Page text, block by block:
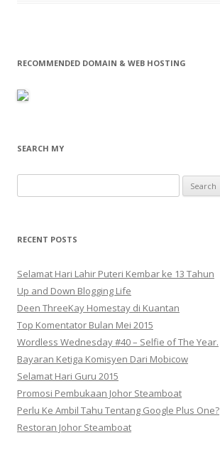
RECOMMENDED DOMAIN & WEB HOSTING
SEARCH MY
for:
RECENT POSTS
Selamat Hari Lahir Puteri Kembar ke 13 Tahun
Up and Down Blogging Life
Deen ThreeKay Homestay di Kuantan
Top Komentator Bulan Mei 2015
Wordless Wednesday #40 – Selfie of The Year.
Bayaran Ketiga Komisyen Dari Mobicow
Selamat Hari Guru 2015
Promosi Pembukaan Johor ‎Steamboat
Perlu Ke Ambil Tahu Tentang Google Plus One?
Restoran Johor Steamboat